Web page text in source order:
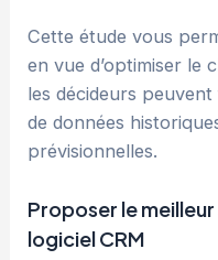
Cette étude vous
en vue d’optimiser le
les décideurs
de données
prévisionnelles.
Proposer le
logiciel CRM